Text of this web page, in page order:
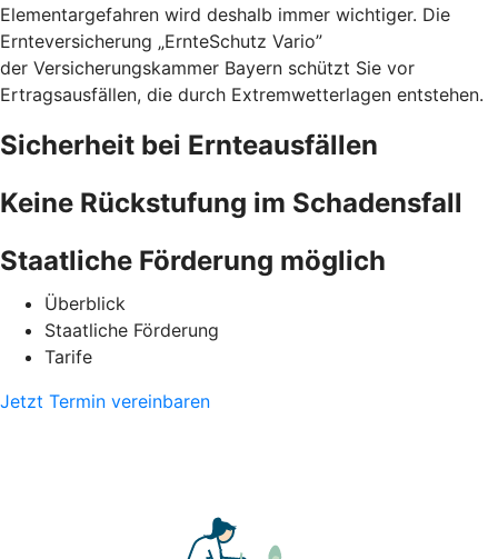
Elementargefahren wird deshalb immer wichtiger. Die
Ernteversicherung „ErnteSchutz Vario”
der Versicherungskammer Bayern schützt Sie vor
Ertragsausfällen, die durch Extremwetterlagen entstehen.
Sicherheit bei Ernteausfällen
Keine Rückstufung im Schadensfall
Staatliche Förderung möglich
Überblick
Staatliche Förderung
Tarife
Jetzt Termin vereinbaren